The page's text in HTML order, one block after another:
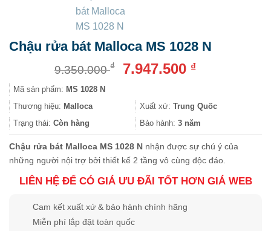
Chậu rửa bát Malloca MS 1028 N
9.350.000₫
Giá
9.350.000 ₫.
7.947.500 ₫Giá
là:
7.947.500 ₫.
Mã sản phẩm: MS 1028 N
Thương hiệu: Malloca Xuất xứ: Trung Quốc
Trạng thái: Còn hàng Bảo hành: 3 năm
Chậu rửa bát Malloca MS 1028 N nhận được sự chú ý của
những người nội trợ bởi thiết kế 2 tầng vô cùng độc đáo.
LIÊN HỆ ĐỂ CÓ GIÁ ƯU ĐÃI TỐT HƠN GIÁ WEB
Cam kết xuất xứ & bảo hành chính hãng
Miễn phí lắp đặt toàn quốc